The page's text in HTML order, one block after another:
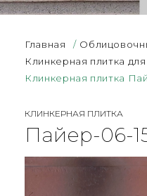
Главная /
Клинкерная плитка
Клинкерная плитка
КЛИНКЕРНАЯ ПЛИТКА
Пайер-06-